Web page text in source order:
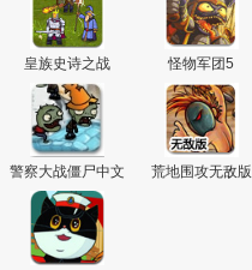
皇族史诗之战 怪物军团5
警察大战僵尸中文
无敌版
荒地围攻无敌版